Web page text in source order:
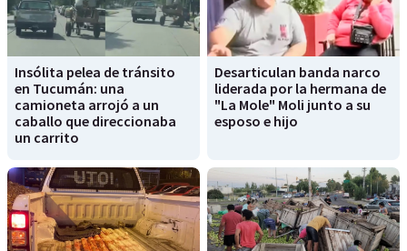
Insólita pelea de tránsito
en Tucumán: una
camioneta arrojó a un
caballo que direccionaba
un carrito
Desarticulan banda narco
liderada por la hermana de
"La Mole" Moli junto a su
esposo e hijo